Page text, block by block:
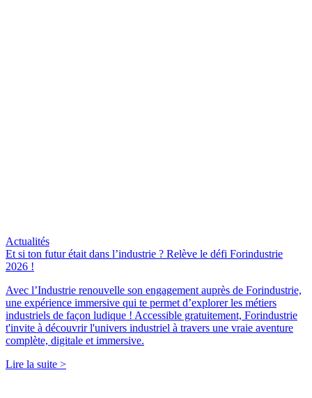
Actualités
Et si ton futur était dans l’industrie ? Relève le défi Forindustrie
2026 !
Avec l’Industrie renouvelle son engagement auprès de Forindustrie,
une expérience immersive qui te permet d’explorer les métiers
industriels de façon ludique ! Accessible gratuitement, Forindustrie
t'invite à découvrir l'univers industriel à travers une vraie aventure
complète, digitale et immersive.
Lire la suite >